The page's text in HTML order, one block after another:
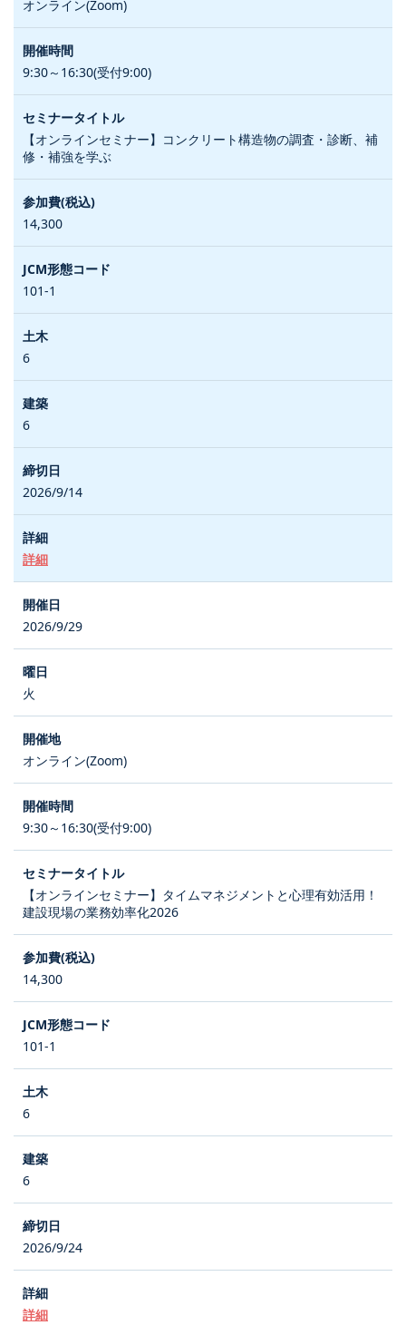
オンライン(Zoom)
9:30～16:30(受付9:00)
【オンラインセミナー】コンクリート構造物の調査・診断、補
修・補強を学ぶ
14,300
101-1
6
6
2026/9/14
詳細
2026/9/29
火
オンライン(Zoom)
9:30～16:30(受付9:00)
【オンラインセミナー】タイムマネジメントと心理有効活用！
建設現場の業務効率化2026
14,300
101-1
6
6
2026/9/24
詳細